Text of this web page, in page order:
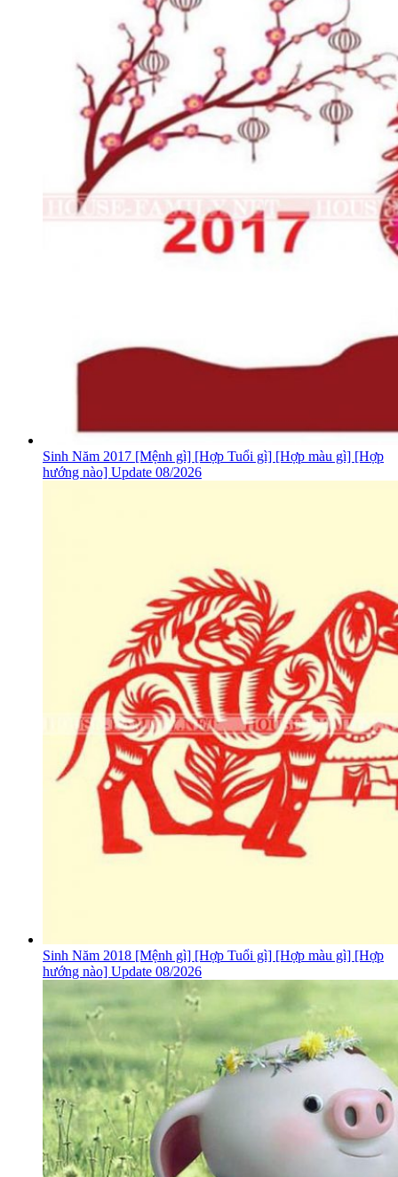
Sinh Năm 2017 [Mệnh gì] [Hợp Tuổi gì] [Hợp màu gì] [Hợp
hướng nào] Update 08/2026
Sinh Năm 2018 [Mệnh gì] [Hợp Tuổi gì] [Hợp màu gì] [Hợp
hướng nào] Update 08/2026